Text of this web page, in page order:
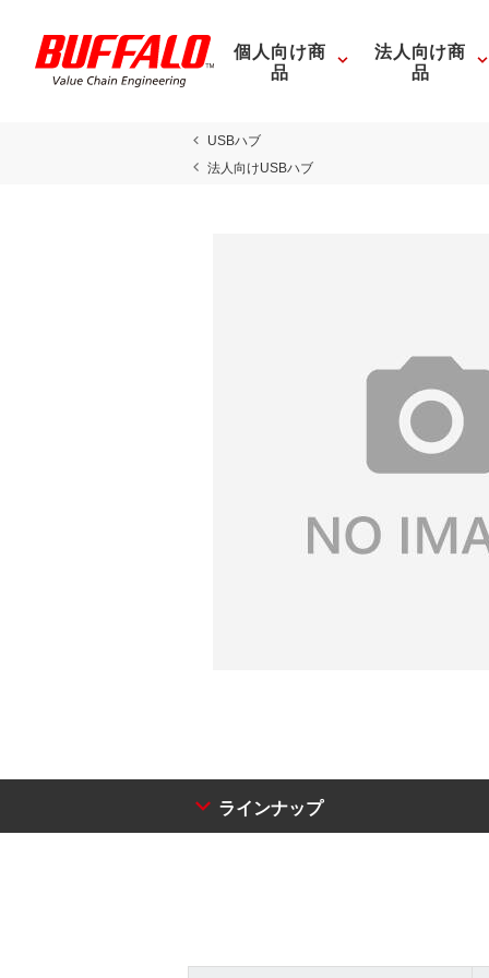
個人向け商
品
法人向け商
品
USBハブ
法人向けUSBハブ
ラインナップ